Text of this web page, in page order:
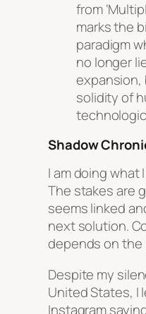
from
marks the
paradigm
no longer
expansion,
solidity of
Shadow
I am doing what
The stakes are
seems linked
next solution.
depends on the
Despite my
United States, I
Instagram